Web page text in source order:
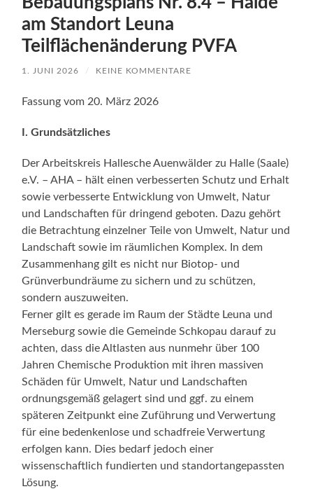
am Standort Leuna
Teilflächenänderung PVFA
1. JUNI 2026 / KEINE KOMMENTARE
Fassung vom 20. März 2026
I. Grundsätzliches
Der Arbeitskreis Hallesche Auenwälder zu Halle (Saale)
e.V. – AHA – hält einen verbesserten Schutz und Erhalt
sowie verbesserte Entwicklung von Umwelt, Natur
und Landschaften für dringend geboten. Dazu gehört
die Betrachtung einzelner Teile von Umwelt, Natur und
Landschaft sowie im räumlichen Komplex. In dem
Zusammenhang gilt es nicht nur Biotop- und
Grünverbundräume zu sichern und zu schützen,
sondern auszuweiten.
Ferner gilt es gerade im Raum der Städte Leuna und
Merseburg sowie die Gemeinde Schkopau darauf zu
achten, dass die Altlasten aus nunmehr über 100
Jahren Chemische Produktion mit ihren massiven
Schäden für Umwelt, Natur und Landschaften
ordnungsgemäß gelagert sind und ggf. zu einem
späteren Zeitpunkt eine Zuführung und Verwertung
für eine bedenkenlose und schadfreie Verwertung
erfolgen kann. Dies bedarf jedoch einer
wissenschaftlich fundierten und standortangepassten
Lösung.